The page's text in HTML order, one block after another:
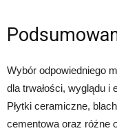
Wybór odpowiedniego
dla trwałości, wyglądu
Płytki ceramiczne,
cementowa oraz różne